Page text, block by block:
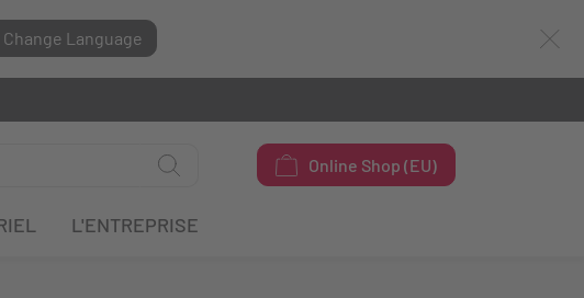
Change Language
Online Shop (EU)
L'ENTREPRISE